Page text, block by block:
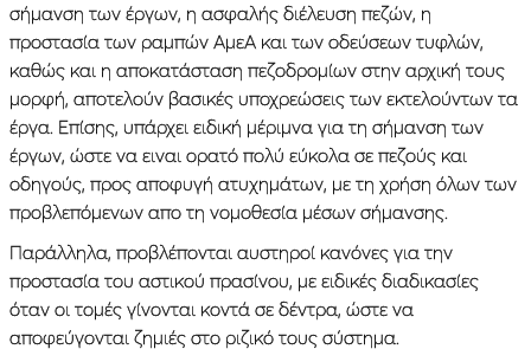
σήμανση των έργων, η ασφαλής διέλευση πεζών, η
προστασία των ραμπών ΑμεΑ και των οδεύσεων τυφλών,
καθώς και η αποκατάσταση πεζοδρομίων στην αρχική τους
μορφή, αποτελούν βασικές υποχρεώσεις των εκτελούντων τα
έργα. Επίσης, υπάρχει ειδική μέριμνα για τη σήμανση των
έργων, ώστε να ειναι ορατό πολύ εύκολα σε πεζούς και
οδηγούς, προς αποφυγή ατυχημάτων, με τη χρήση όλων των
προβλεπόμενων απο τη νομοθεσία μέσων σήμανσης.
Παράλληλα, προβλέπονται αυστηροί κανόνες για την
προστασία του αστικού πρασίνου, με ειδικές διαδικασίες
όταν οι τομές γίνονται κοντά σε δέντρα, ώστε να
αποφεύγονται ζημιές στο ριζικό τους σύστημα.